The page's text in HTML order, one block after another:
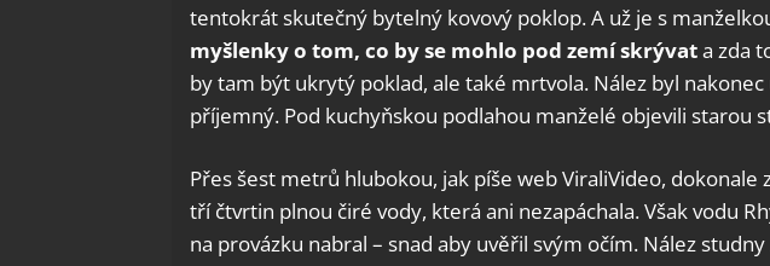
tentokrát skutečný bytelný kovový poklop. A už je s
myšlenky o tom, co by se mohlo pod zemí skrývata zda
by tam být ukrytý poklad, ale také mrtvola. Nález byl
příjemný. Pod kuchyňskou podlahou manželé objevili starou
Přes šest metrů hlubokou, jak píše web ViraliVideo, dokonale
tří čtvrtin plnou čiré vody, která ani nezapáchala. Však vodu
na provázku nabral – snad aby uvěřil svým očím. Nález studny